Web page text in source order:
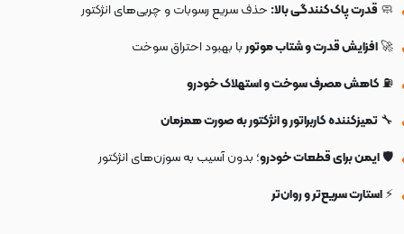
🧼 قدرت پاک‌کنندگی بالا: حذف سریع رسوبات و چربی‌های انژکتور
🚀افزایش قدرت و شتاب موتوربا بهبود احتراق سوخت
⛽کاهش مصرف سوخت و استهلاک خودرو
🔧تمیزکننده کاربراتور و انژکتور به صورت همزمان
🛡️ایمن برای قطعات خودرو؛ بدون آسیب به سوزن‌های انژکتور
⚡استارت سریع‌تر و روان‌تر